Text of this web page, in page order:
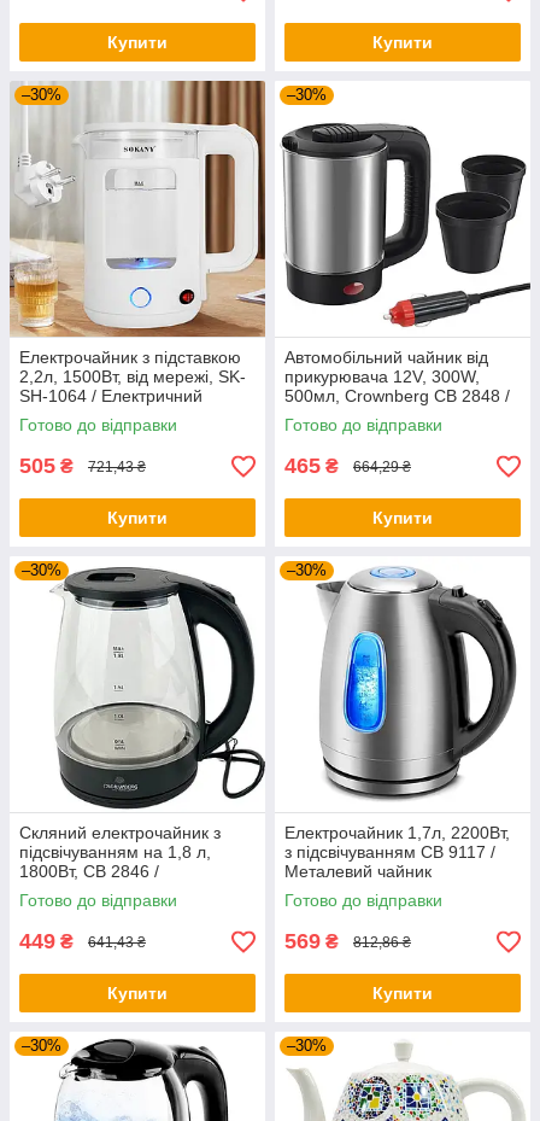
Купити Купити
–30%
Електрочайник з підставкою
2,2л, 1500Вт, від мережі, SK-
SH-1064 / Електричний
чайник / Побутовий чайник
для дому
Готово до відправки
505 ₴ 721,43 ₴
Купити
–30%
Автомобільний чайник від
прикурювача 12V, 300W,
500мл, Crownberg СВ 2848 /
Електрочайник з нержавіючої
сталі
Готово до відправки
465 ₴ 664,29 ₴
Купити
–30%
Скляний електрочайник з
підсвічуванням на 1,8 л,
1800Вт, CB 2846 /
Електричний чайник
дисковий
Готово до відправки
449 ₴ 641,43 ₴
Купити
–30%
Електрочайник 1,7л, 2200Вт,
з підсвічуванням CB 9117 /
Металевий чайник
електричний
Готово до відправки
569 ₴ 812,86 ₴
Купити
–30% –30%